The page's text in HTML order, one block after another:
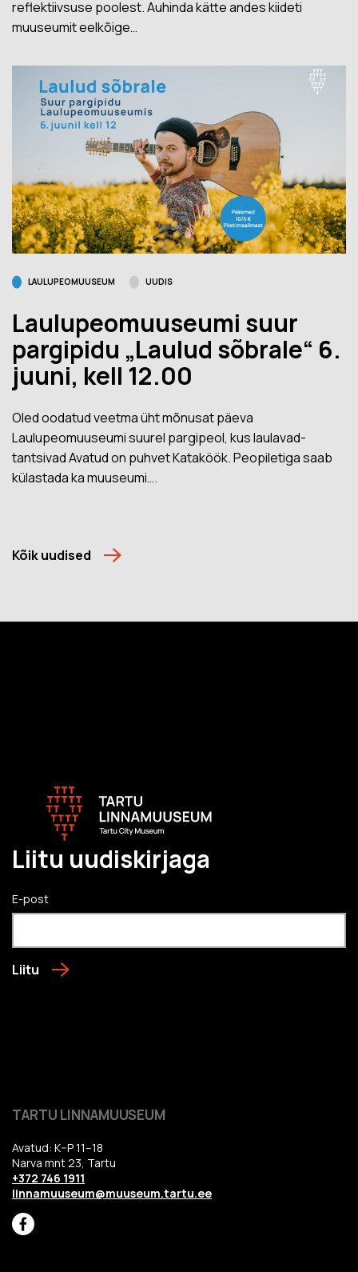
reflektiivsuse poolest. Auhinda kätte andes kiideti
muuseumit eelkõige…
LAULUPEOMUUSEUM UUDIS
Laulupeomuuseumi suur
pargipidu „Laulud sõbrale“ 6.
juuni, kell 12.00
Oled oodatud veetma üht mõnusat päeva
Laulupeomuuseumi suurel pargipeol, kus laulavad-
tantsivad Avatud on puhvet Kataköök. Peopiletiga saab
külastada ka muuseumi….
Kõik uudised
Liitu uudiskirjaga
E-post
Liitu
TARTU LINNAMUUSEUM
Avatud: K–P 11–18
Narva mnt 23, Tartu
+372 746 1911
linnamuuseum@muuseum.tartu.ee